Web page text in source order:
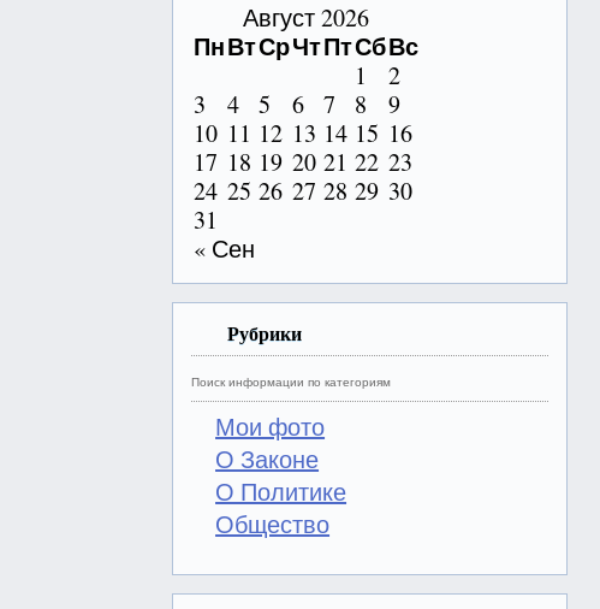
Август 2026
ПнВтСрЧтПтСбВс
« Сен
1
2
3
4 5 6 7 8
9
10 11 12 13 14 15 16
17 18 19 20 21 22 23
24 25 26 27 28 29 30
31
Рубрики
Поиск информации по категориям
Мои фото
О Законе
О Политике
Общество